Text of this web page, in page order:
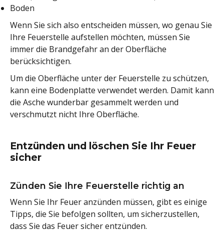
Boden
Wenn Sie sich also entscheiden müssen, wo genau Sie
Ihre Feuerstelle aufstellen möchten, müssen Sie
immer die Brandgefahr an der Oberfläche
berücksichtigen.
Um die Oberfläche unter der Feuerstelle zu schützen,
kann eine Bodenplatte verwendet werden. Damit kann
die Asche wunderbar gesammelt werden und
verschmutzt nicht Ihre Oberfläche.
Entzünden und löschen Sie Ihr Feuer
sicher
Zünden Sie Ihre Feuerstelle richtig an
Wenn Sie Ihr Feuer anzünden müssen, gibt es einige
Tipps, die Sie befolgen sollten, um sicherzustellen,
dass Sie das Feuer sicher entzünden.